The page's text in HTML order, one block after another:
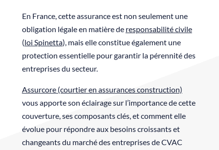
En France, cette assurance est non seulement une
obligation légale en matière de responsabilité civile
(loi Spinetta), mais elle constitue également une
protection essentielle pour garantir la pérennité des
entreprises du secteur.
Assurcore (courtier en assurances construction)
vous apporte son éclairage sur l’importance de cette
couverture, ses composants clés, et comment elle
évolue pour répondre aux besoins croissants et
changeants du marché des entreprises de CVAC